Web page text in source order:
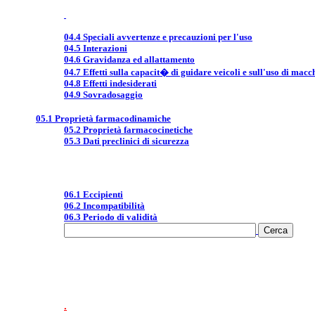
04.4 Speciali avvertenze e precauzioni per l'uso
04.5 Interazioni
04.6 Gravidanza ed allattamento
04.7 Effetti sulla capacit� di guidare veicoli e sull'uso di
04.8 Effetti indesiderati
04.9 Sovradosaggio
05.1 Proprietà farmacodinamiche
05.2 Proprietà farmacocinetiche
05.3 Dati preclinici di sicurezza
06.1 Eccipienti
06.2 Incompatibilità
06.3 Periodo di validità
.